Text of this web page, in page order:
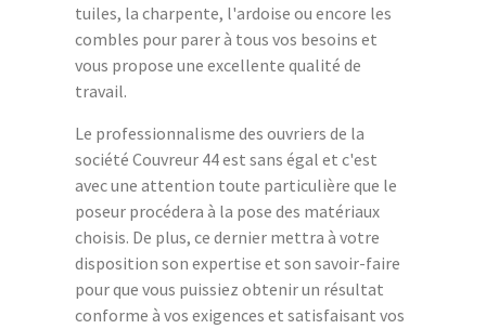
tuiles, la charpente, l'ardoise ou encore les
combles pour parer à tous vos besoins et
vous propose une excellente qualité de
travail.
Le professionnalisme des ouvriers de la
société Couvreur 44 est sans égal et c'est
avec une attention toute particulière que le
poseur procédera à la pose des matériaux
choisis. De plus, ce dernier mettra à votre
disposition son expertise et son savoir-faire
pour que vous puissiez obtenir un résultat
conforme à vos exigences et satisfaisant vos